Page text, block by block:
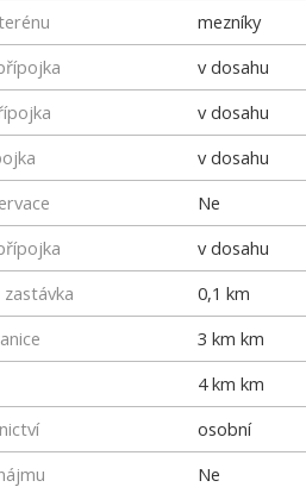
mezníky
v dosahu
v dosahu
v dosahu
Ne
v dosahu
0,1 km
3 km km
4 km km
osobní
Ne